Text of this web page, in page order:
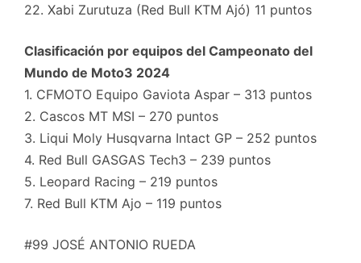
22. Xabi Zurutuza (Red Bull KTM Ajó) 11 puntos
Clasificación por equipos del Campeonato del
Mundo de Moto3 2024
1. CFMOTO Equipo Gaviota Aspar – 313 puntos
2. Cascos MT MSI – 270 puntos
3. Liqui Moly Husqvarna Intact GP – 252 puntos
4. Red Bull GASGAS Tech3 – 239 puntos
5. Leopard Racing – 219 puntos
7. Red Bull KTM Ajo – 119 puntos
#99 JOSÉ ANTONIO RUEDA